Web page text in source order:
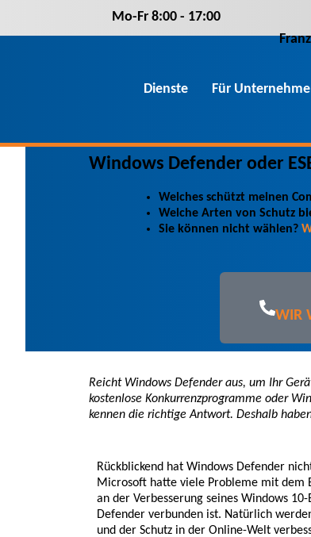
Mo-Fr 8:00 - 17:00
Dienste Für
Windows Defender oder
Welches schützt meinen
Welche Arten von Schutz
Sie können nicht wählen?
WIR
Reicht Windows Defender aus, um Ihr
kostenlose Konkurrenzprogramme oder
kennen die richtige Antwort. Deshalb
Rückblickend hat Windows Defender
Microsoft hatte viele Probleme mit dem
an der Verbesserung seines Windows
Defender verbunden ist. Natürlich
und der Schutz in der Online-Welt